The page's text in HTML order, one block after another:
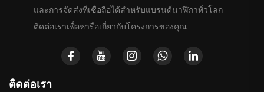
และการจัดส่งที่เชื่อถือได้สำหรับแบรนด์นาฬิกาทั่วโลก
ติดต่อเราเพื่อหารือเกี่ยวกับโครงการของคุณ
ติดต่อเรา